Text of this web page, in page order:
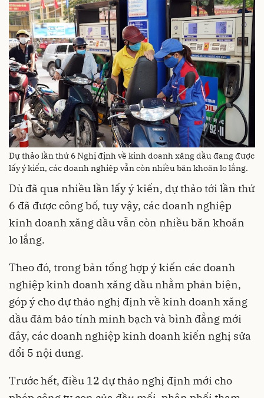
Dự thảo lần thứ 6 Nghị định về kinh doanh xăng dầu đang được
lấy ý kiến, các doanh nghiệp vẫn còn nhiều băn khoăn lo lắng.
Dù đã qua nhiều lần lấy ý kiến, dự thảo tới lần thứ
6 đã được công bố, tuy vậy, các doanh nghiệp
kinh doanh xăng dầu vẫn còn nhiều băn khoăn
lo lắng.
Theo đó, trong bản tổng hợp ý kiến các doanh
nghiệp kinh doanh xăng dầu nhằm phản biện,
góp ý cho dự thảo nghị định về kinh doanh xăng
dầu đảm bảo tính minh bạch và bình đẳng mới
đây, các doanh nghiệp kinh doanh kiến nghị sửa
đổi 5 nội dung.
Trước hết, điều 12 dự thảo nghị định mới cho